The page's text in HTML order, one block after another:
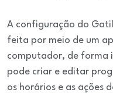
A configuração do
feita por meio de um
computador, de forma
pode criar e editar
os horários e as ações